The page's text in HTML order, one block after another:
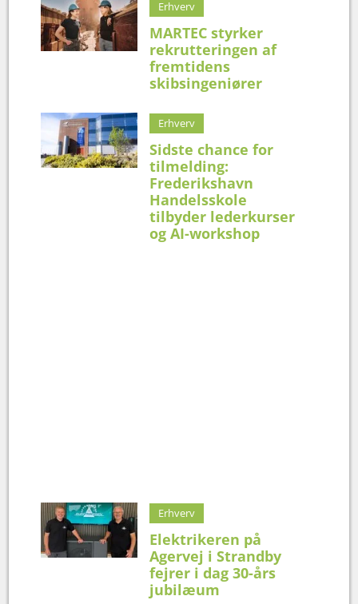
Erhverv
MARTEC styrker
rekrutteringen af
fremtidens
skibsingeniører
Erhverv
Sidste chance for
tilmelding:
Frederikshavn
Handelsskole
tilbyder lederkurser
og AI-workshop
Erhverv
Elektrikeren på
Agervej i Strandby
fejrer i dag 30-års
jubilæum